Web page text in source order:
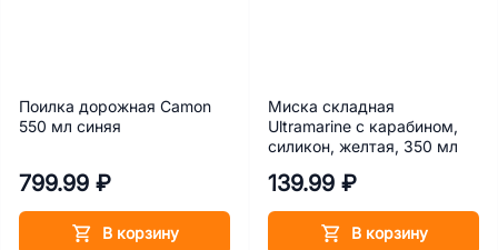
Поилка дорожная Camon
550 мл синяя
799.99 ₽
В корзину
Миска складная
Ultramarine с карабином,
силикон, желтая, 350 мл
139.99 ₽
В корзину